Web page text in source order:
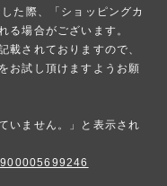
た際、「ショッピングカ
る場合がございます。
載されておりますので、
お試し頂けますようお願
いません。」と表示され